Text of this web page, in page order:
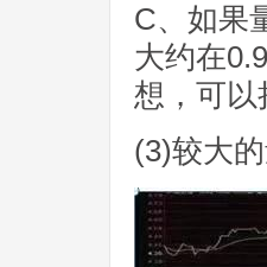
C、如果
大约在
想，可以
(3)较大